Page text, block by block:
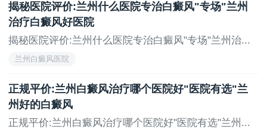
揭秘医院评价:兰州什么医院专治白癜风"专场"兰州
治疗白癜风好医院
揭秘医院评价:兰州什么医院专治白癜风"专场"兰州治...
兰州白癜风医院
正规平价:兰州白癜风治疗哪个医院好"医院有选"兰
州好的白癜风
正规平价:兰州白癜风治疗哪个医院好"医院有选"兰州...